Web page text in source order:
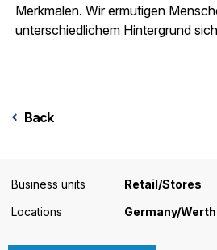
Merkmalen. Wir ermutigen
unterschiedlichem Hintergrund
Back
Business units
Retail/Stores
Locations
Germany/